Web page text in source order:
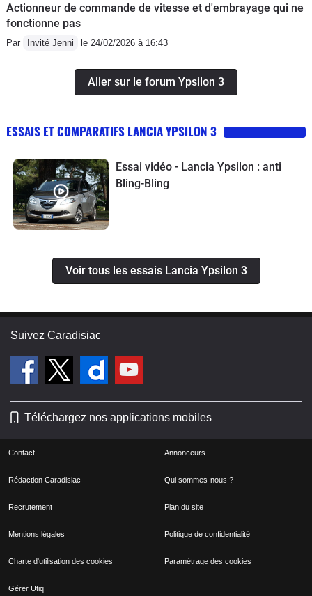
Actionneur de commande de vitesse et d'embrayage qui ne
fonctionne pas
Par Invité Jenni le 24/02/2026 à 16:43
Aller sur le forum Ypsilon 3
ESSAIS ET COMPARATIFS LANCIA YPSILON 3
Essai vidéo - Lancia Ypsilon : anti
Bling-Bling
Voir tous les essais Lancia Ypsilon 3
Suivez Caradisiac
Téléchargez nos applications mobiles
Contact Annonceurs
Rédaction Caradisiac Qui sommes-nous ?
Recrutement Plan du site
Mentions légales Politique de confidentialité
Charte d'utilisation des cookies Paramétrage des cookies
Gérer Utiq